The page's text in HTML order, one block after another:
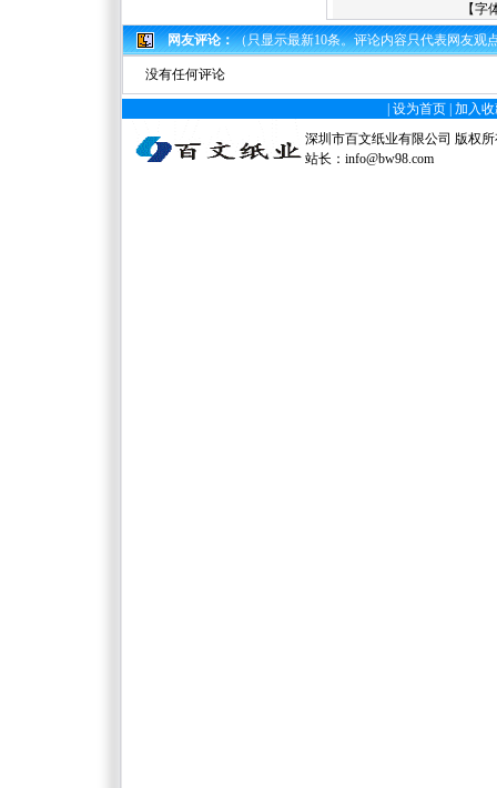
【字
网友评论：（只显示最新10条。评论内容只代表网友观
没有任何评论
设为首页 加入
深圳市百文纸业有限公司 版权
站长： info@bw98.com